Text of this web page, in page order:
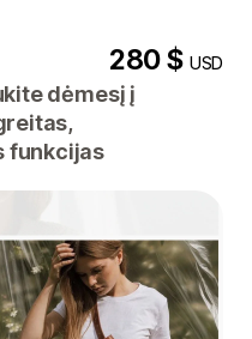
280 $USD
dėmesį į
funkcijas